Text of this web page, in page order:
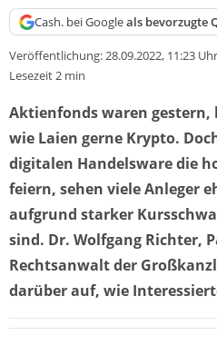
Cash. bei Googleals bevorzugte
Veröffentlichung:28.09.2022, 11:23 Uhr
Lesezeit 2 min
Aktienfonds waren gestern,
wie Laien gerne Krypto.
digitalen Handelsware die
feiern, sehen viele Anleger
aufgrund starker
sind. Dr. Wolfgang Richter,
Rechtsanwalt der
darüber auf, wie